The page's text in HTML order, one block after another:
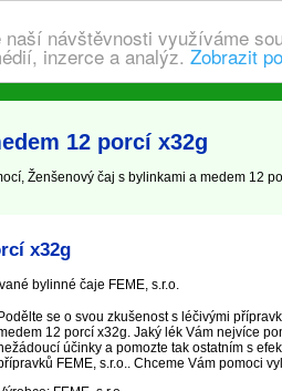
návštěvnosti využíváme
inzerce a analýz. Zobrazit
12 porcí x32g
Ženšenový čaj s bylinkami a medem 12
x32g
bylinné čaje FEME, s.r.o.
Podělte se o svou zkušenost s léčivými
12 porcí x32g. Jaký lék Vám nejvíce
účinky a pomozte tak ostatním s
FEME, s.r.o.. Chceme Vám pomoci